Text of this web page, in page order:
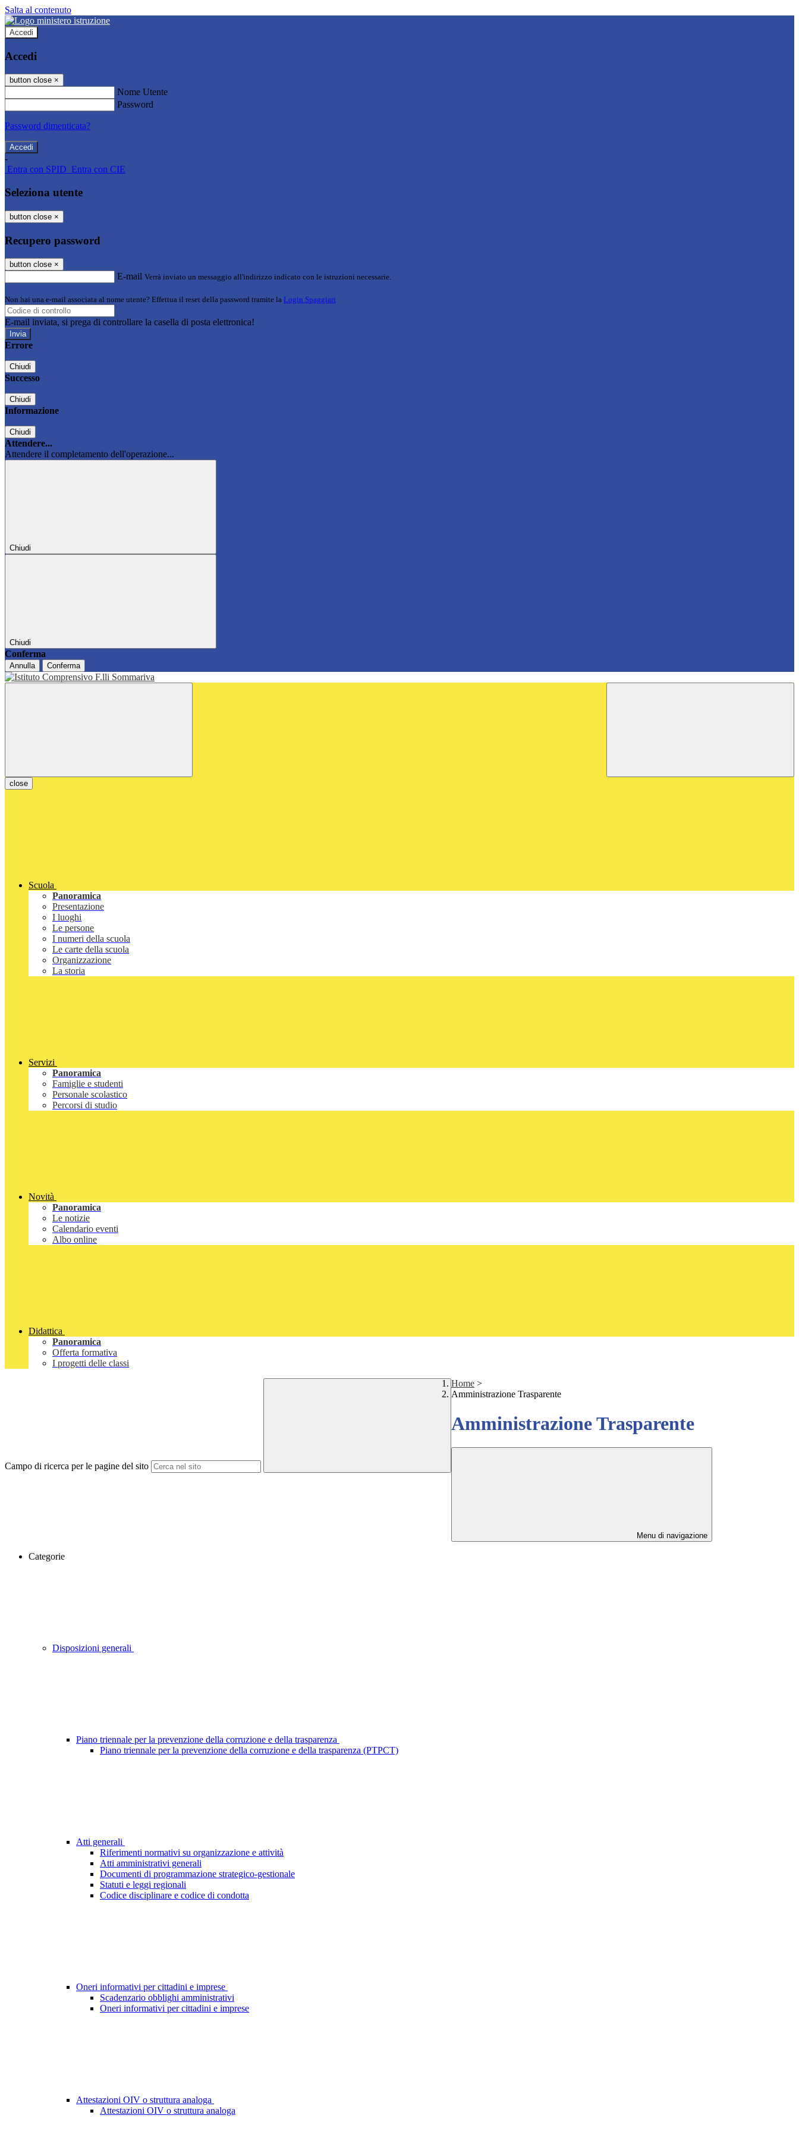
Salta al contenuto
Accedi
Accedi
button close ×
Nome Utente
Password
Password dimenticata?
-
Entra con SPID Entra con CIE
Seleziona utente
button close ×
Recupero password
button close ×
E-mail Verrà inviato un messaggio all'indirizzo indicato con le istruzioni necessarie.
Non hai una e-mail associata al nome utente? Effettua il reset della password tramite la Login Spaggiari
E-mail inviata, si prega di controllare la casella di posta elettronica!
Errore
Chiudi
Successo
Chiudi
Informazione
Chiudi
Attendere...
Attendere il completamento dell'operazione...
Chiudi
Chiudi
Conferma
Annulla Conferma
close
Scuola
Panoramica
Presentazione
I luoghi
Le persone
I numeri della scuola
Le carte della scuola
Organizzazione
La storia
Servizi
Panoramica
Famiglie e studenti
Personale scolastico
Percorsi di studio
Novità
Panoramica
Le notizie
Calendario eventi
Albo online
Didattica
Panoramica
Offerta formativa
I progetti delle classi
Campo di ricerca per le pagine del sito
Home >
Amministrazione Trasparente
Amministrazione Trasparente
Menu di navigazione
Categorie
Disposizioni generali
Piano triennale per la prevenzione della corruzione e della trasparenza
Piano triennale per la prevenzione della corruzione e della trasparenza (PTPCT)
Atti generali
Riferimenti normativi su organizzazione e attività
Atti amministrativi generali
Documenti di programmazione strategico-gestionale
Statuti e leggi regionali
Codice disciplinare e codice di condotta
Oneri informativi per cittadini e imprese
Scadenzario obblighi amministrativi
Oneri informativi per cittadini e imprese
Attestazioni OIV o struttura analoga
Attestazioni OIV o struttura analoga